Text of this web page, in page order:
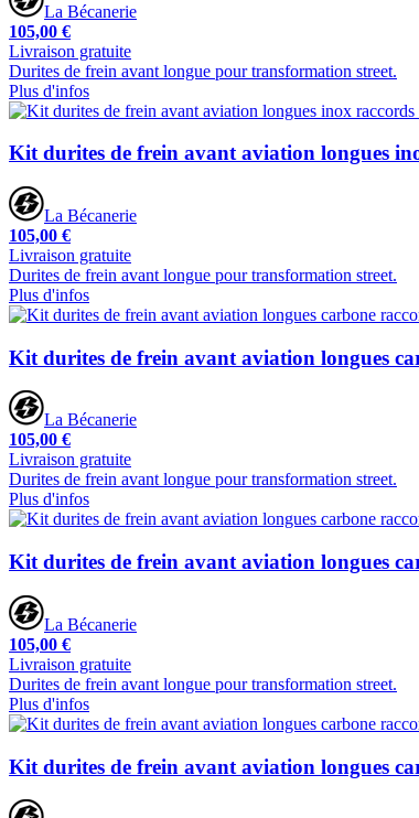
La Bécanerie
105,00 €
Livraison gratuite
Durites de frein avant longue pour transformation street.
Plus d'infos
Kit durites de frein avant aviation longues
La Bécanerie
105,00 €
Livraison gratuite
Durites de frein avant longue pour transformation street.
Plus d'infos
Kit durites de frein avant aviation longues
La Bécanerie
105,00 €
Livraison gratuite
Durites de frein avant longue pour transformation street.
Plus d'infos
Kit durites de frein avant aviation longues
La Bécanerie
105,00 €
Livraison gratuite
Durites de frein avant longue pour transformation street.
Plus d'infos
Kit durites de frein avant aviation longues